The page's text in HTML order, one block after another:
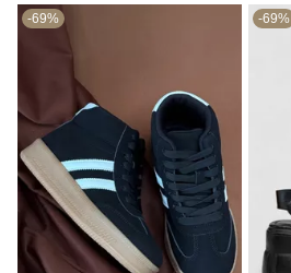
-69% -69%